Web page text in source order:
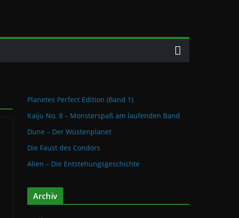
Planetes Perfect Edition (Band 1)
Kaiju No. 8 – Monsterspaß am laufenden Band
Dune – Der Wüstenplanet
Die Faust des Condors
Alien – Die Entstehungsgeschichte
Archiv